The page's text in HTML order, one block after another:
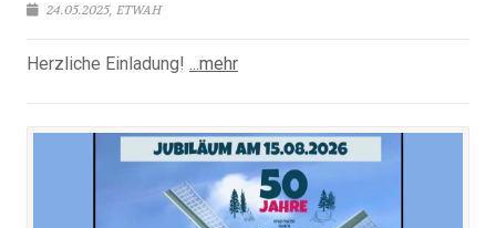
24.05.2025, ETWAH
Herzliche Einladung! ...mehr